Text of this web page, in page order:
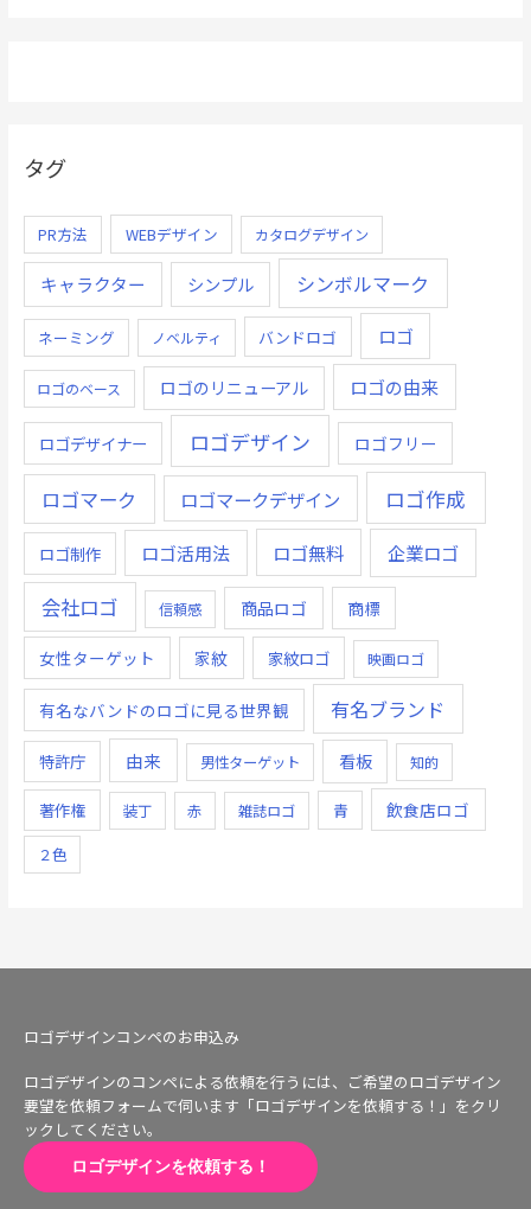
タグ
PR方法 WEBデザイン カタログデザイン
キャラクター シンプル シンボルマーク
ネーミング ノベルティ バンドロゴ ロゴ
ロゴのベース ロゴのリニューアル ロゴの由来
ロゴデザイナー ロゴデザイン ロゴフリー
ロゴマーク ロゴマークデザイン ロゴ作成
ロゴ制作 ロゴ活用法 ロゴ無料 企業ロゴ
会社ロゴ 信頼感 商品ロゴ 商標
女性ターゲット 家紋 家紋ロゴ 映画ロゴ
有名なバンドのロゴに見る世界観 有名ブランド
特許庁 由来 男性ターゲット 看板 知的
著作権 装丁 赤 雑誌ロゴ 青 飲食店ロゴ
２色
ロゴデザインコンペのお申込み
ロゴデザインのコンペによる依頼を行うには、ご希望のロゴデザイン
要望を依頼フォームで伺います「ロゴデザインを依頼する！」をクリ
ックしてください。
ロゴデザインを依頼する！